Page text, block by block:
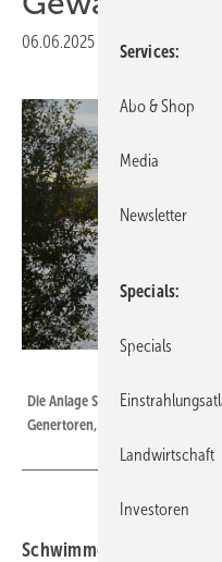
06.06.2025 Druckvorschau
Die Anlage Seekdorn auf einem
Genertoren, die untersucht
Schwimmende
Services
Abo & Shop
Media
Newsletter
Specials
Specials
Landwirtschaft
Investoren